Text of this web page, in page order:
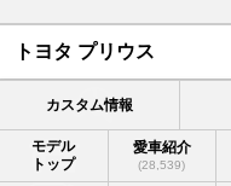
トヨタ プリウス
カスタム情報
モデル
トップ
愛車紹介
(28,539)